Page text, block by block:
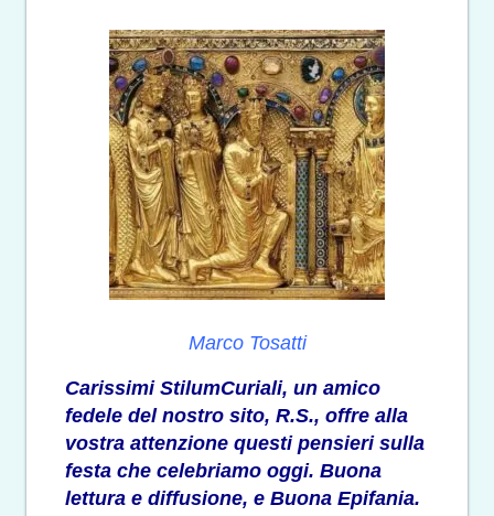
Marco Tosatti
Carissimi StilumCuriali, un amico
fedele del nostro sito, R.S., offre alla
vostra attenzione questi pensieri sulla
festa che celebriamo oggi. Buona
lettura e diffusione, e Buona Epifania.